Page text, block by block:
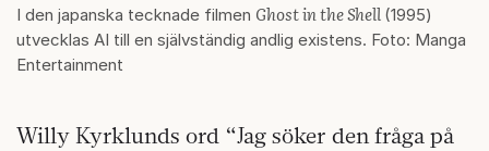
I den japanska tecknade filmen Ghost in the Shell (1995)
utvecklas AI till en självständig andlig existens. Foto: Manga
Entertainment
Willy Kyrklunds ord “Jag söker den fråga på